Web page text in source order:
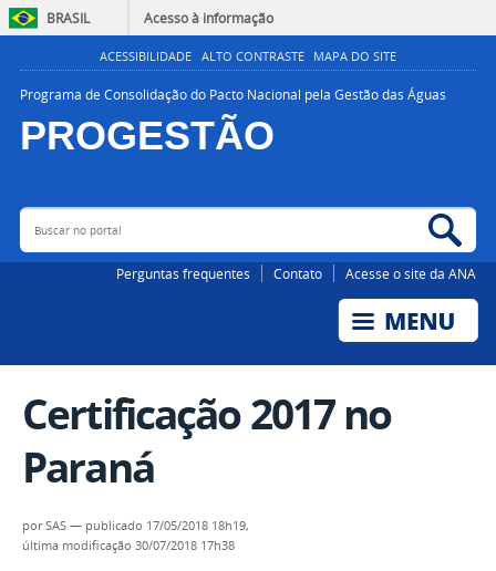
BRASIL Acesso à informação
ACESSIBILIDADE ALTO CONTRASTE MAPA DO SITE
Programa de Consolidação do Pacto Nacional pela Gestão das Águas
PROGESTÃO
AGÊNCIA NACIONAL DE ÁGUAS E SANEAMENTO BÁSICO
Buscar no portal
Perguntas frequentes Contato Acesse o site da ANA
Certificação 2017 no
Paraná
porSAS — publicado 17/05/2018 18h19,
última modificação 30/07/2018 17h38